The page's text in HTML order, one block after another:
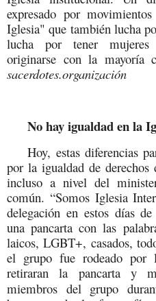
expresado por
Iglesia" que también lucha
lucha por tener mujeres
originarse con la mayoría
sacerdotes.organización
No hay igualdad en la
Hoy, estas diferencias
por la igualdad de
incluso a nivel del
común. “Somos Iglesia
delegación en estos días
una pancarta con las
laicos, LGBT+, casados,
el grupo fue rodeado por
retiraran la pancarta y
miembros del grupo